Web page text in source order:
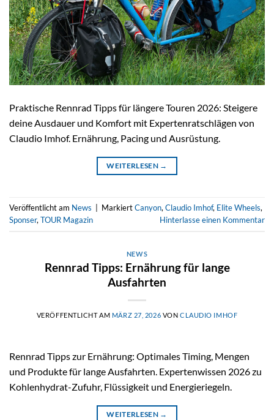
Praktische Rennrad Tipps für längere Touren 2026: Steigere
deine Ausdauer und Komfort mit Expertenratschlägen von
Claudio Imhof. Ernährung, Pacing und Ausrüstung.
WEITERLESEN →
Veröffentlicht am News MarkiertCanyon, Claudio Imhof, Elite Wheels,
Sponser, TOUR Magazin Hinterlasse einen Kommentar
NEWS
Rennrad Tipps: Ernährung für lange
Ausfahrten
VERÖFFENTLICHT AM MÄRZ 27, 2026 VON CLAUDIO IMHOF
Rennrad Tipps zur Ernährung: Optimales Timing, Mengen
und Produkte für lange Ausfahrten. Expertenwissen 2026 zu
Kohlenhydrat-Zufuhr, Flüssigkeit und Energieriegeln.
WEITERLESEN →